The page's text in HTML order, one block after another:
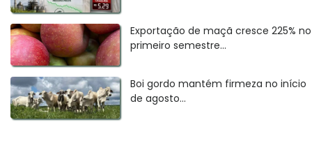
Exportação de maçã cresce 225% no
primeiro semestre...
Boi gordo mantém firmeza no início
de agosto...